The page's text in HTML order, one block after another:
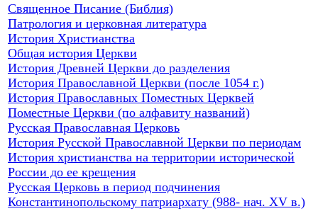
Священное Писание (Библия)
Патрология и церковная литература
История Христианства
Общая история Церкви
История Древней Церкви до разделения
История Православной Церкви (после 1054 г.)
История Православных Поместных Церквей
Поместные Церкви (по алфавиту названий)
Русская Православная Церковь
История Русской Православной Церкви по периодам
История христианства на территории исторической
России до ее крещения
Русская Церковь в период подчинения
Константинопольскому патриархату (988- нач. XV в.)